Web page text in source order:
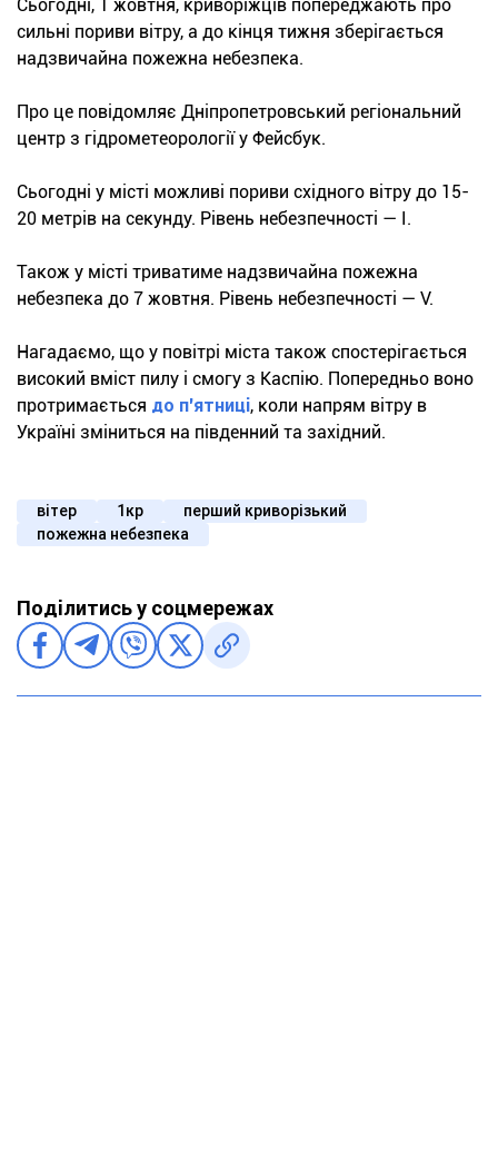
Сьогодні, 1 жовтня, криворіжців попереджають про
сильні пориви вітру, а до кінця тижня зберігається
надзвичайна пожежна небезпека.
Про це повідомляє Дніпропетровський регіональний
центр з гідрометеорології у Фейсбук.
Сьогодні у місті можливі пориви східного вітру до 15-
20 метрів на секунду. Рівень небезпечності — І.
Також у місті триватиме надзвичайна пожежна
небезпека до 7 жовтня. Рівень небезпечності — V.
Нагадаємо, що у повітрі міста також спостерігається
високий вміст пилу і смогу з Каспію. Попередньо воно
протримається до п'ятниці, коли напрям вітру в
Україні зміниться на південний та західний.
вітер 1кр
перший криворізький
пожежна небезпека
Поділитись у соцмережах